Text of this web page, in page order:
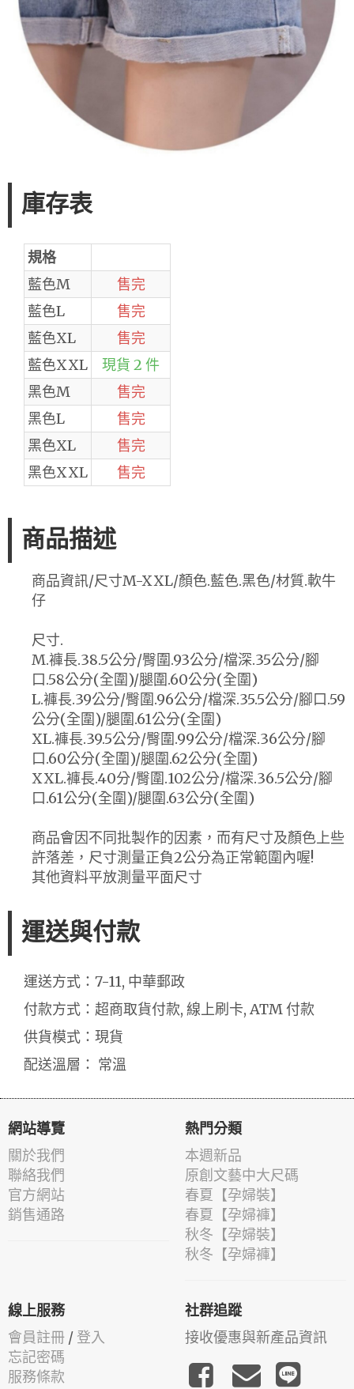
庫存表
規格
藍色M
售完
藍色L
售完
藍色XL
售完
藍色XXL
現貨 2 件
黑色M
售完
黑色L
售完
黑色XL
售完
黑色XXL
售完
商品描述
商品資訊/尺寸M-XXL/顏色.藍色.黑色/材質.軟牛
仔
尺寸.
M.褲長.38.5公分/臀圍.93公分/檔深.35公分/腳
口.58公分(全圍)/腿圍.60公分(全圍)
L.褲長.39公分/臀圍.96公分/檔深.35.5公分/腳口.59
公分(全圍)/腿圍.61公分(全圍)
XL.褲長.39.5公分/臀圍.99公分/檔深.36公分/腳
口.60公分(全圍)/腿圍.62公分(全圍)
XXL.褲長.40分/臀圍.102公分/檔深.36.5公分/腳
口.61公分(全圍)/腿圍.63公分(全圍)
商品會因不同批製作的因素，而有尺寸及顏色上些
許落差，尺寸測量正負2公分為正常範圍內喔!
其他資料平放測量平面尺寸
運送與付款
運送方式：7-11, 中華郵政
付款方式：超商取貨付款, 線上刷卡, ATM 付款
供貨模式：現貨
配送溫層： 常溫
網站導覽
關於我們
聯絡我們
官方網站
銷售通路
熱門分類
本週新品
原創文藝中大尺碼
春夏【孕婦裝】
春夏【孕婦褲】
秋冬【孕婦裝】
秋冬【孕婦褲】
線上服務
會員註冊 / 登入
忘記密碼
服務條款
社群追蹤
接收優惠與新產品資訊